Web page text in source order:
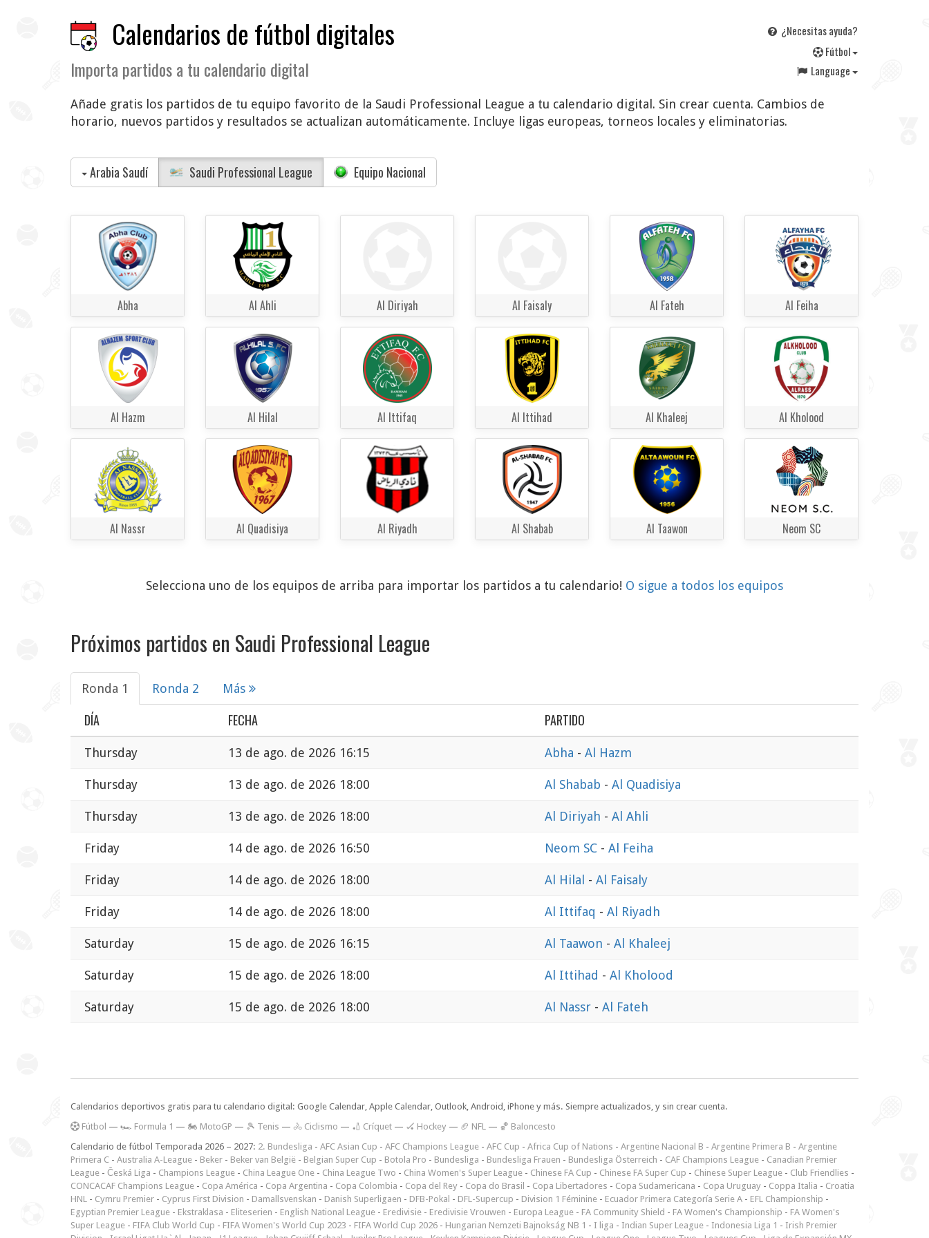
Calendarios de fútbol digitales
Importa partidos a tu calendario digital
¿Necesitas ayuda?
Fútbol
Language
Añade gratis los partidos de tu equipo favorito de la Saudi Professional League a tu calendario digital. Sin crear cuenta. Cambios de
horario, nuevos partidos y resultados se actualizan automáticamente. Incluye ligas europeas, torneos locales y eliminatorias.
Arabia Saudí Saudi Professional League Equipo Nacional
Abha Al Ahli Al Diriyah Al Faisaly Al Fateh Al Feiha
Al Hazm Al Hilal Al Ittifaq Al Ittihad Al Khaleej Al Kholood
Al Nassr Al Quadisiya Al Riyadh Al Shabab Al Taawon Neom SC
Selecciona uno de los equipos de arriba para importar los partidos a tu calendario! O sigue a todos los equipos
Próximos partidos en Saudi Professional League
Ronda 1 Ronda 2 Más
DÍA FECHA PARTIDO
Thursday 13 de ago. de 2026 16:15 Abha - Al Hazm
Thursday 13 de ago. de 2026 18:00 Al Shabab - Al Quadisiya
Thursday 13 de ago. de 2026 18:00 Al Diriyah - Al Ahli
Friday 14 de ago. de 2026 16:50 Neom SC - Al Feiha
Friday 14 de ago. de 2026 18:00 Al Hilal - Al Faisaly
Friday 14 de ago. de 2026 18:00 Al Ittifaq - Al Riyadh
Saturday 15 de ago. de 2026 16:15 Al Taawon - Al Khaleej
Saturday 15 de ago. de 2026 18:00 Al Ittihad - Al Kholood
Saturday 15 de ago. de 2026 18:00 Al Nassr - Al Fateh
Calendarios deportivos gratis para tu calendario digital: Google Calendar, Apple Calendar, Outlook, Android, iPhone y más. Siempre actualizados, y sin crear cuenta.
Fútbol — 🏎️ Formula 1 — 🏍 MotoGP — 🎾 Tenis — 🚴 Ciclismo — 🏏 Críquet — 🏑 Hockey — 🏈 NFL — 🏀 Baloncesto
Calendario de fútbol Temporada 2026 – 2027: 2. Bundesliga - AFC Asian Cup - AFC Champions League - AFC Cup - Africa Cup of Nations - Argentine Nacional B - Argentine Primera B - Argentine
Primera C - Australia A-League - Beker - Beker van België - Belgian Super Cup - Botola Pro - Bundesliga - Bundesliga Frauen - Bundesliga Österreich - CAF Champions League - Canadian Premier
League - Česká Liga - Champions League - China League One - China League Two - China Women's Super League - Chinese FA Cup - Chinese FA Super Cup - Chinese Super League - Club Friendlies -
CONCACAF Champions League - Copa América - Copa Argentina - Copa Colombia - Copa del Rey - Copa do Brasil - Copa Libertadores - Copa Sudamericana - Copa Uruguay - Coppa Italia - Croatia
HNL - Cymru Premier - Cyprus First Division - Damallsvenskan - Danish Superligaen - DFB-Pokal - DFL-Supercup - Division 1 Féminine - Ecuador Primera Categoría Serie A - EFL Championship -
Egyptian Premier League - Ekstraklasa - Eliteserien - English National League - Eredivisie - Eredivisie Vrouwen - Europa League - FA Community Shield - FA Women's Championship - FA Women's
Super League - FIFA Club World Cup - FIFA Women's World Cup 2023 - FIFA World Cup 2026 - Hungarian Nemzeti Bajnokság NB 1 - I liga - Indian Super League - Indonesia Liga 1 - Irish Premier